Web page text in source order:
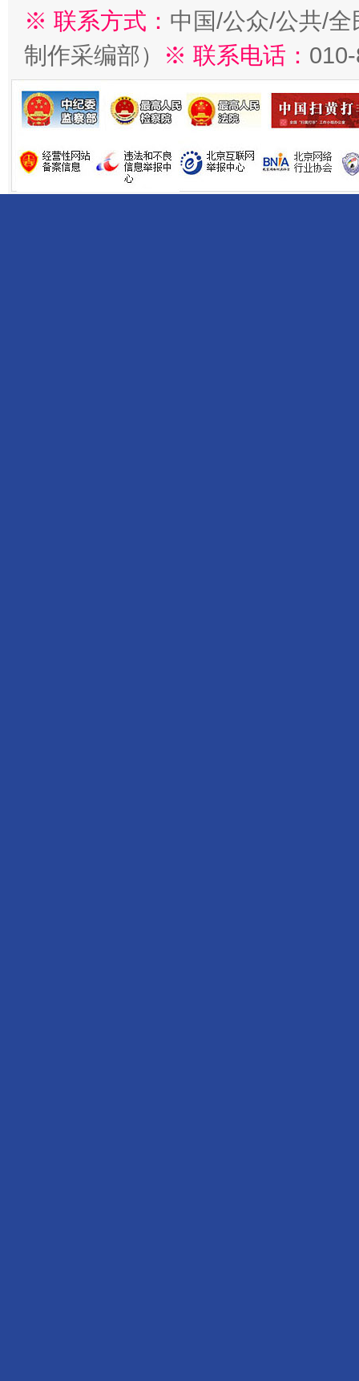
※ 联系方式： 中国/公众/公共/
制作采编部）
※ 联系电话：